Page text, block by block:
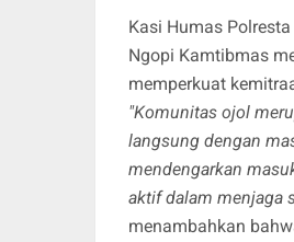
Kasi Humas
Ngopi Kamtibmas
memperkuat
"Komunitas ojol
langsung dengan
mendengarkan
aktif dalam menjaga
menambahkan